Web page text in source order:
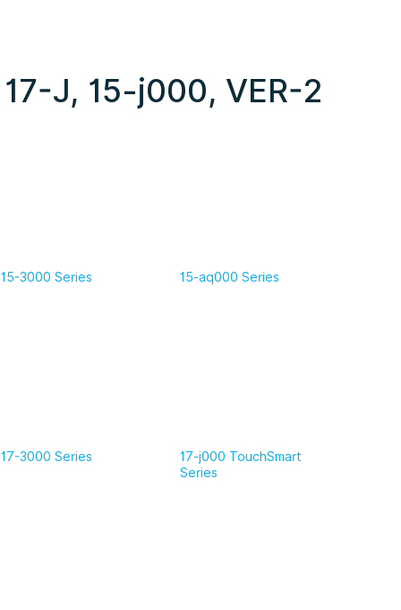
J, 15-j000, VER-2
15-3000 Series 15-aq000 Series
17-3000 Series
17-j000 TouchSmart
Series